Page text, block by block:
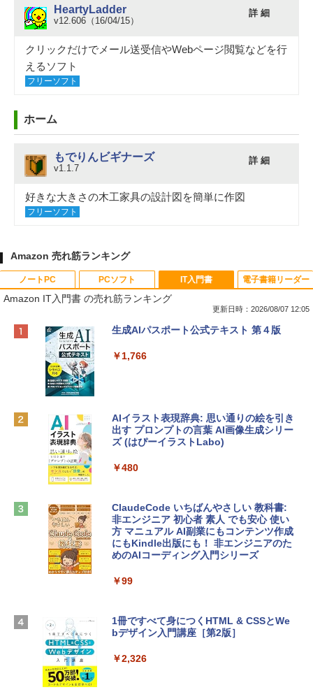
HeartyLadder
v12.606（16/04/15）
詳 細
クリックだけでメール送受信やWebページ閲覧などを行
えるソフト
フリーソフト
ホーム
もでりんビギナーズ
v1.1.7
詳 細
好きな大きさの木工家具の設計図を簡単に作図
フリーソフト
Amazon 売れ筋ランキング
ノートPC
Apple 2026 MacBook Neo A18 Proチッ
e Intelligence、Liquid Retinaディスプ
￥162,598
tomtoc 360°保護 15.6 16インチ パソコ
￥2,952
Apple 2026 MacBook Air M5チップ搭載
igence、13.6インチLiquid Retinaディ
ームカメラ、日本語キーボード、Touch I
D - ミッドナイト
￥298,901
PCソフト
Robloxギフトカード - 800 Robux 【限
インゲームコード】 ロブロックス | オン
Microsoft Office Home & Business 202
4(最新 永続版)|オンラインコード版|Wind
Robloxギフトカード - 2,000 Robux 【限
定バーチャルアイテムを含む】 【オンラ
インゲームコード】 ロブロックス | オン
ラインコード版
￥3,200
Robloxギフトカード - 1000 Robux 【限
定バーチャルアイテムを含む】 【オンラ
ラインコード版
IT入門書
Amazon IT入門書 の売れ筋ランキング
更新日時：2026/08/07 12:05
生成AIパスポート公式テキスト 第４版
￥1,766
AIイラスト表現辞典: 思い通りの絵を引き
出す プロンプトの言葉 AI画像生成シリー
ズ (はぴーイラストLabo)
￥480
ClaudeCode いちばんやさしい 教科書:
非エンジニア 初心者 素人 でも安心 使い
方 マニュアル AI副業にもコンテンツ作成
にもKindle出版にも！ 非エンジニアのた
めのAIコーディング入門シリーズ
￥99
1冊ですべて身につくHTML & CSSとWe
bデザイン入門講座［第2版］
￥2,326
電子書籍リーダー